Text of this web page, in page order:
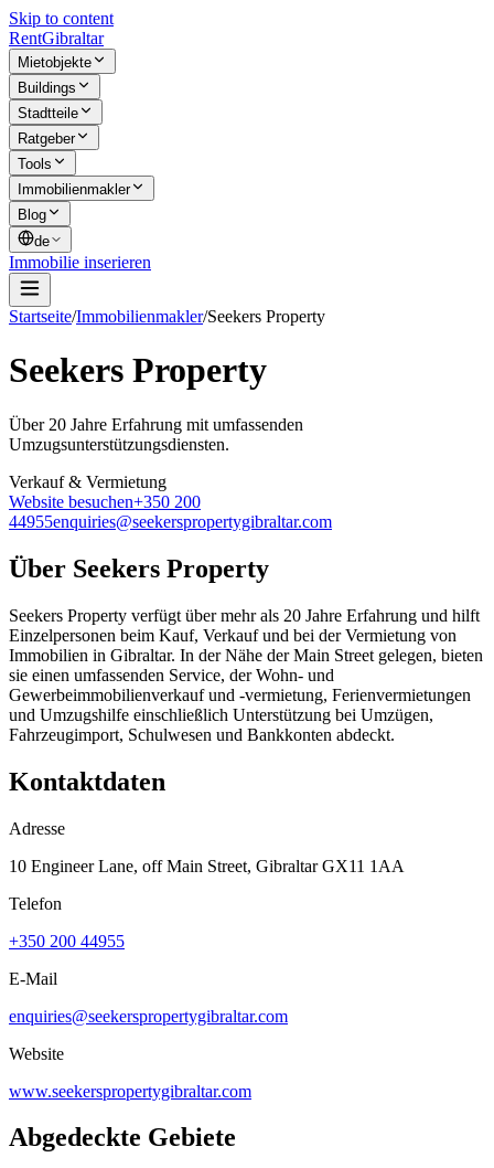
Skip to content
RentGibraltar
Mietobjekte
Buildings
Stadtteile
Ratgeber
Tools
Immobilienmakler
Blog
de
Immobilie inserieren
Startseite/Immobilienmakler/Seekers Property
Seekers Property
Über 20 Jahre Erfahrung mit umfassenden
Umzugsunterstützungsdiensten.
Verkauf & Vermietung
Website besuchen+350 200
44955enquiries@seekerspropertygibraltar.com
Über Seekers Property
Seekers Property verfügt über mehr als 20 Jahre Erfahrung und hilft
Einzelpersonen beim Kauf, Verkauf und bei der Vermietung von
Immobilien in Gibraltar. In der Nähe der Main Street gelegen, bieten
sie einen umfassenden Service, der Wohn- und
Gewerbeimmobilienverkauf und -vermietung, Ferienvermietungen
und Umzugshilfe einschließlich Unterstützung bei Umzügen,
Fahrzeugimport, Schulwesen und Bankkonten abdeckt.
Kontaktdaten
Adresse
10 Engineer Lane, off Main Street, Gibraltar GX11 1AA
Telefon
+350 200 44955
E-Mail
enquiries@seekerspropertygibraltar.com
Website
www.seekerspropertygibraltar.com
Abgedeckte Gebiete